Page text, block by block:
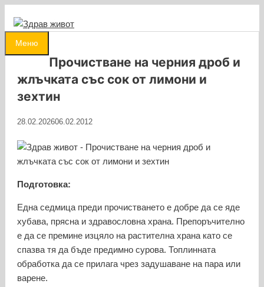
съдържанието
Меню
Прочистване на черния дроб и
жлъчката със сок от лимони и
зехтин
28.02.202606.02.2012
Подготовка:
Една седмица преди прочистването е добре да се яде
хубава, прясна и здравословна храна. Препоръчително
е да се премине изцяло на растителна храна като се
спазва тя да бъде предимно сурова. Топлинната
обработка да се прилага чрез задушаване на пара или
варене.